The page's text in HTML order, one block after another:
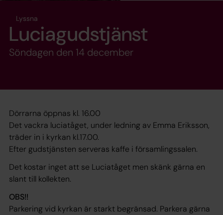
Lyssna
Luciagudstjänst
Söndagen den 14 december
Dörrarna öppnas kl. 16.00
Det vackra luciatåget, under ledning av Emma Eriksson,
träder in i kyrkan kl.17.00.
Efter gudstjänsten serveras kaffe i församlingssalen.
Det kostar inget att se Luciatåget men skänk gärna en
slant till kollekten.
OBS!!
Parkering vid kyrkan är starkt begränsad. Parkera gärna